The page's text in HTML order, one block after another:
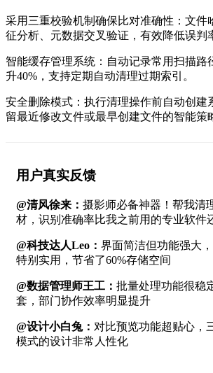
采用三重校验机制确保比对准确性：文件
征分析、元数据交叉验证，有效降低误判
智能缓存管理系统：自动记录常用扫描路
升40%，支持定期自动清理过期索引。
安全删除模式：执行清理操作前自动创建
留最近修改文件或最早创建文件的智能策
用户真实反馈
@清风徐来： 摄影师必备神器！帮我清
材，识别准确率比我之前用的专业软件
@科技达人Leo： 界面简洁但功能强大
特别实用，节省了60%存储空间
@数据管理师王工： 批量处理功能很稳
套，部门协作效率明显提升
@设计小白兔： 对比预览功能超贴心，
模式的设计非常人性化